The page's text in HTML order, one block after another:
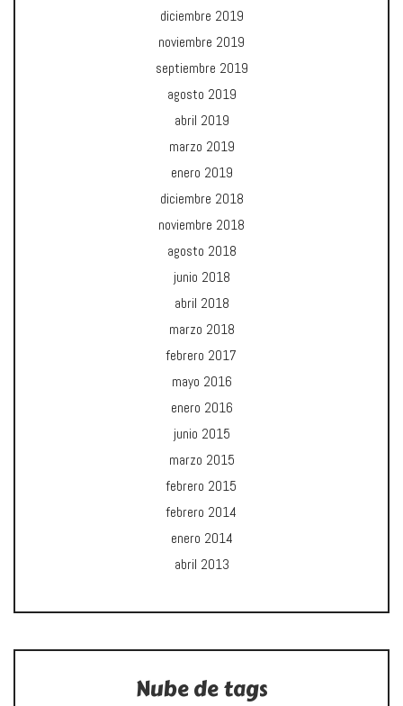
diciembre 2019
noviembre 2019
septiembre 2019
agosto 2019
abril 2019
marzo 2019
enero 2019
diciembre 2018
noviembre 2018
agosto 2018
junio 2018
abril 2018
marzo 2018
febrero 2017
mayo 2016
enero 2016
junio 2015
marzo 2015
febrero 2015
febrero 2014
enero 2014
abril 2013
Nube de tags